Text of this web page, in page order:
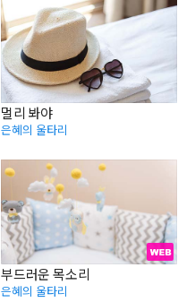
멀리 봐야
은혜의 울타리
부드러운 목소리
은혜의 울타리